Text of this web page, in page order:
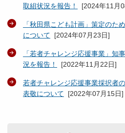
取組状況を報告！
[2024年11月
「秋田県こども計画」策定のた
について [2024年07月23日]
「若者チャレンジ応援事業」知
況を報告！
[2022年11月22日]
若者チャレンジ応援事業採択者
表敬について [2022年07月15日]